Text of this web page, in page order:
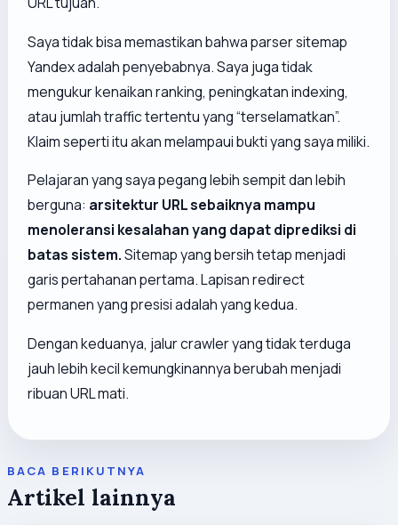
Saya tidak bisa memastikan bahwa parser sitemap
Yandex adalah penyebabnya. Saya juga tidak
mengukur kenaikan ranking, peningkatan indexing,
atau jumlah traffic tertentu yang “terselamatkan”.
Klaim seperti itu akan melampaui bukti yang saya miliki.
Pelajaran yang saya pegang lebih sempit dan lebih
berguna: arsitektur URL sebaiknya mampu
menoleransi kesalahan yang dapat diprediksi di
batas sistem.Sitemap yang bersih tetap menjadi
garis pertahanan pertama. Lapisan redirect
permanen yang presisi adalah yang kedua.
Dengan keduanya, jalur crawler yang tidak terduga
jauh lebih kecil kemungkinannya berubah menjadi
ribuan URL mati.
BACA BERIKUTNYA
Artikel lainnya